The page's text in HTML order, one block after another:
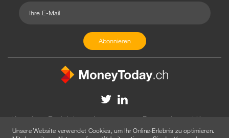
Kontakt Redaktion Impressum
Datenschutzerklärung
Disclaimer
Werbung
Unsere Website verwendet Cookies, um Ihr Online-Erlebnis zu optimieren.